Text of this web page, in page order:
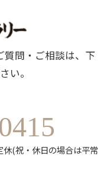
質問・ご相談は、下
い。
休(祝・休日の場合は平常